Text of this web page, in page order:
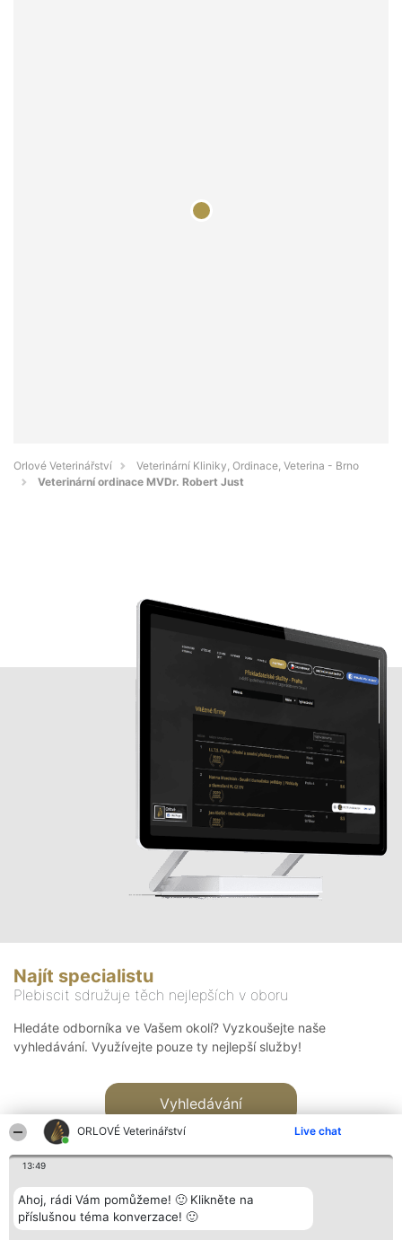
ORLOVÉ Veterinářství Live chat
13:49
Ahoj, rádi Vám pomůžeme! 🙂 Klikněte na
příslušnou téma konverzace! 🙂
Orlové Veterinářství
Veterinární Kliniky, Ordinace, Veterina - Brno
Veterinární ordinace MVDr. Robert Just
Najít specialistu
Plebiscit sdružuje těch nejlepších v oboru
Hledáte odborníka ve Vašem okolí? Vyzkoušejte naše
vyhledávání. Využívejte pouze ty nejlepší služby!
Vyhledávání